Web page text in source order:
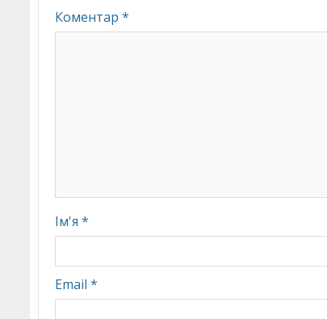
Коментар *
Ім'я *
Email *